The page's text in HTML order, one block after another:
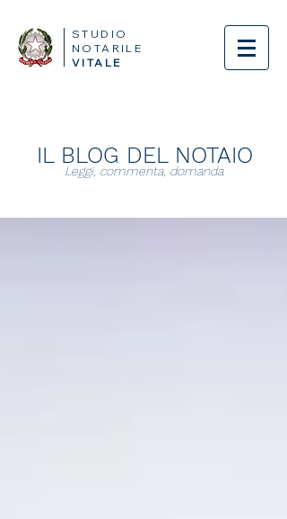
STUDIO
NOTARILE
VITALE
IL BLOG DEL NOTAIO
Leggi, commenta, domanda